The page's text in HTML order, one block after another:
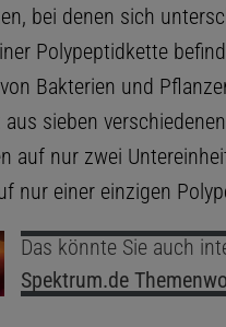
bei denen sich
Polypeptidkette
Bakterien und
sieben
auf nur zwei
nur einer einzigen
Das könnte Sie auch
Spektrum.de